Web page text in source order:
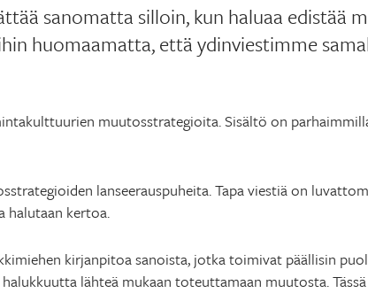
sanomatta silloin, kun haluaa edistää
huomaamatta, että ydinviestimme
muutosstrategioita. Sisältö on
lanseerauspuheita. Tapa viestiä on
halutaan kertoa.
kirjanpitoa sanoista, jotka toimivat päällisin
lähteä mukaan toteuttamaan muutosta.